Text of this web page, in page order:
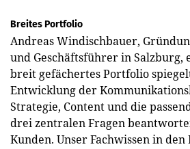
Breites Portfolio
Andreas Windischbauer,
und Geschäftsführer in Salzburg,
breit gefächertes Portfolio
Entwicklung der
Strategie, Content und die
drei zentralen Fragen
Kunden. Unser Fachwissen in den